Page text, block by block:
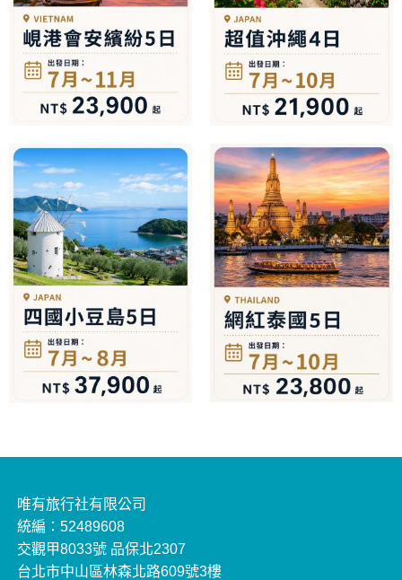
唯有旅行社有限公司
統編：52489608
交觀甲8033號 品保北2307
台北市中山區林森北路609號3樓